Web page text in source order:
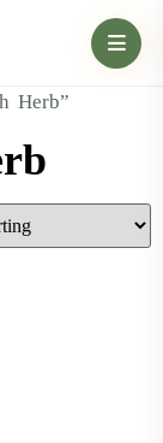
Herb”